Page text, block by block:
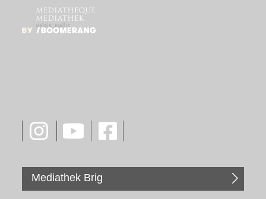
Mediathek Brig